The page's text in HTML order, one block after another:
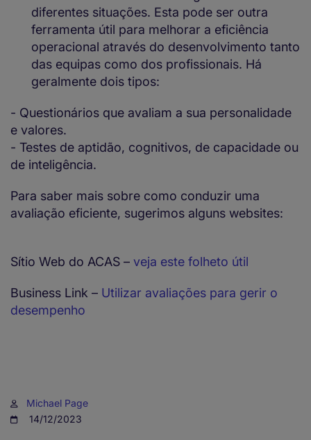
diferentes situações. Esta pode ser outra
ferramenta útil para melhorar a eficiência
operacional através do desenvolvimento tanto
das equipas como dos profissionais. Há
geralmente dois tipos:
- Questionários que avaliam a sua personalidade
e valores.
- Testes de aptidão, cognitivos, de capacidade ou
de inteligência.
Para saber mais sobre como conduzir uma
avaliação eficiente, sugerimos alguns websites:
Sítio Web do ACAS – veja este folheto útil
Business Link – Utilizar avaliações para gerir o
desempenho
Michael Page
14/12/2023